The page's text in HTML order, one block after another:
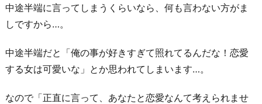
中途半端に言ってしまうくらいなら、何も言わない方がま
しですから…。
中途半端だと「俺の事が好きすぎて照れてるんだな！恋愛
する女は可愛いな」とか思われてしまいます…。
なので「正直に言って、あなたと恋愛なんて考えられませ